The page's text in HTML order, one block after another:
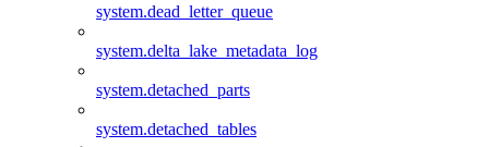
system.dead_letter_queue
system.delta_lake_metadata_log
system.detached_parts
system.detached_tables